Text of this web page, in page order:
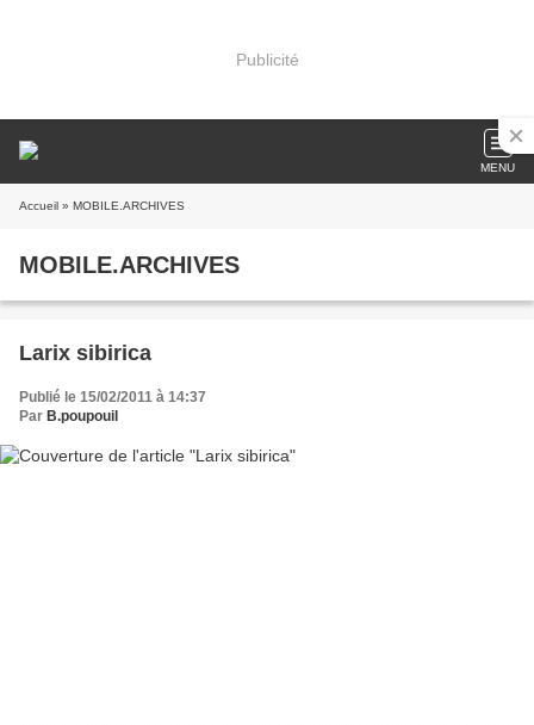
Publicité
MENU
Accueil » MOBILE.ARCHIVES
MOBILE.ARCHIVES
Larix sibirica
Publié le 15/02/2011 à 14:37
Par B.poupouil